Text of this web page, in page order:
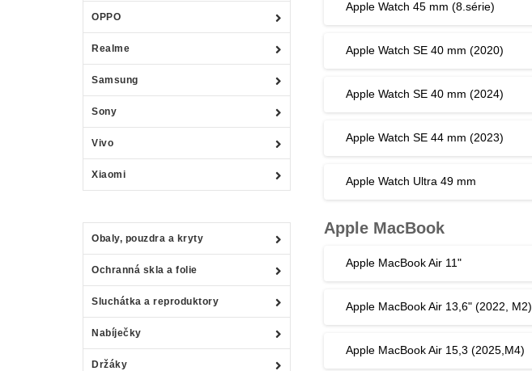
OPPO
Realme
Samsung
Sony
Vivo
Xiaomi
Obaly, pouzdra a kryty
Ochranná skla a folie
Sluchátka a reproduktory
Nabíječky
Držáky
Apple Watch 45 mm (8.série)
Apple Watch SE 40 mm (2020)
Apple Watch SE 40 mm (2024)
Apple Watch SE 44 mm (2023)
Apple Watch Ultra 49 mm
Apple MacBook
Apple MacBook Air 11"
Apple MacBook Air 13,6" (2022, M2)
Apple MacBook Air 15,3 (2025,M4)